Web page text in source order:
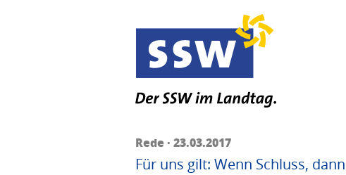
Rede · 23.03.2017
Für uns gilt: Wenn Schluss,